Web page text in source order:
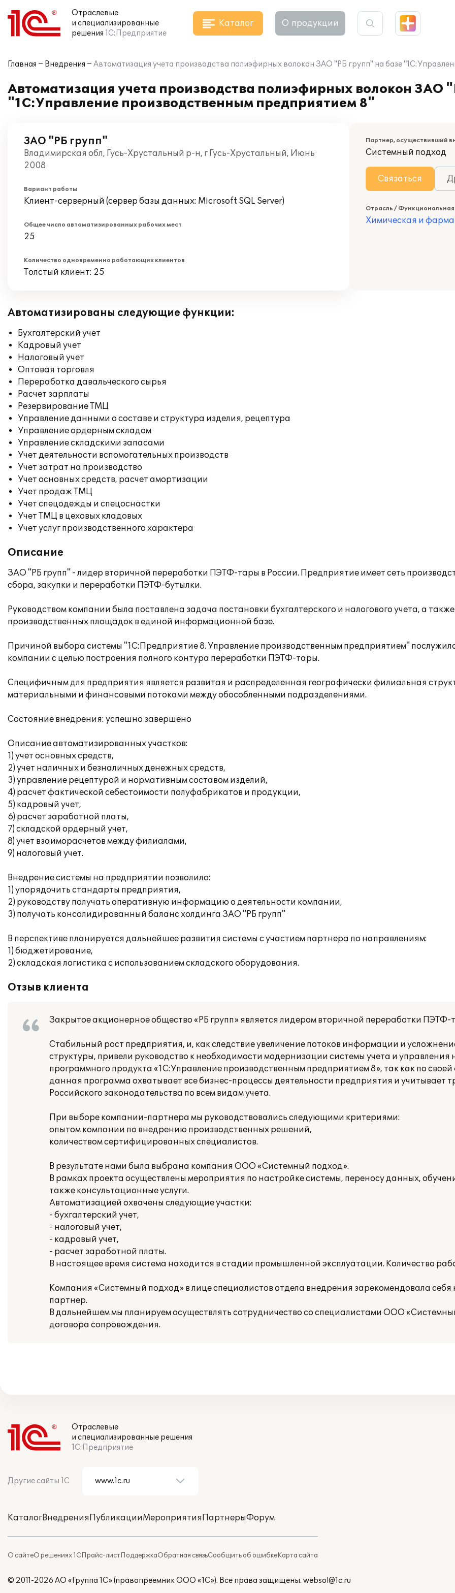
Отраслевые
и специализированные
решения 1С:Предприятие
Каталог О продукции
Главная Внедрения Автоматизация учета производства полиэфирных волокон ЗАО "РБ групп" на базе
Автоматизация учета производства полиэфирных волокон ЗАО
"1С:Управление производственным предприятием 8"
ЗАО "РБ групп"
Владимирская обл, Гусь-Хрустальный р-н, г Гусь-Хрустальный, Июнь
2008
Вариант работы
Клиент-серверный (сервер базы данных: Microsoft SQL Server)
Общее число автоматизированных рабочих мест
25
Количество одновременно работающих клиентов
Толстый клиент: 25
Партнер, осуществивший
Системный подход
Связаться
Отрасль / Функциональная
Химическая и
Автоматизированы следующие функции:
Бухгалтерский учет
Кадровый учет
Налоговый учет
Оптовая торговля
Переработка давальческого сырья
Расчет зарплаты
Резервирование ТМЦ
Управление данными о составе и структура изделия, рецептура
Управление ордерным складом
Управление складскими запасами
Учет деятельности вспомогательных производств
Учет затрат на производство
Учет основных средств, расчет амортизации
Учет продаж ТМЦ
Учет спецодежды и спецоснастки
Учет ТМЦ в цеховых кладовых
Учет услуг производственного характера
Описание
ЗАО "РБ групп" - лидер вторичной переработки ПЭТФ-тары в России. Предприятие имеет сеть
сбора, закупки и переработки ПЭТФ-бутылки.
Руководством компании была поставлена задача постановки бухгалтерского и налогового учета, а
производственных площадок в единой информационной базе.
Причиной выбора системы "1С:Предприятие 8. Управление производственным предприятием"
компании с целью построения полного контура переработки ПЭТФ-тары.
Специфичным для предприятия является развитая и распределенная географически филиальная
материальными и финансовыми потоками между обособленными подразделениями.
Состояние внедрения: успешно завершено
Описание автоматизированных участков:
1) учет основных средств,
2) учет наличных и безналичных денежных средств,
3) управление рецептурой и нормативным составом изделий,
4) расчет фактической себестоимости полуфабрикатов и продукции,
5) кадровый учет,
6) расчет заработной платы,
7) складской ордерный учет,
8) учет взаиморасчетов между филиалами,
9) налоговый учет.
Внедрение системы на предприятии позволило:
1) упорядочить стандарты предприятия,
2) руководству получать оперативную информацию о деятельности компании,
3) получать консолидированный баланс холдинга ЗАО "РБ групп"
В перспективе планируется дальнейшее развития системы с участием партнера по направлениям:
1) бюджетирование,
2) складская логистика с использованием складского оборудования.
Отзыв клиента
Закрытое акционерное общество «РБ групп» является лидером вторичной переработки ПЭТФ-
Стабильный рост предприятия, и, как следствие увеличение потоков информации и
структуры, привели руководство к необходимости модернизации системы учета и управления
программного продукта «1С:Управление производственным предприятием 8», так как по
данная программа охватывает все бизнес-процессы деятельности предприятия и учитывает
Российского законодательства по всем видам учета.
При выборе компании-партнера мы руководствовались следующими критериями:
опытом компании по внедрению производственных решений,
количеством сертифицированных специалистов.
В результате нами была выбрана компания ООО «Системный подход».
В рамках проекта осуществлены мероприятия по настройке системы, переносу данных,
также консультационные услуги.
Автоматизацией охвачены следующие участки:
- бухгалтерский учет,
- налоговый учет,
- кадровый учет,
- расчет заработной платы.
В настоящее время система находится в стадии промышленной эксплуатации. Количество
Компания «Системный подход» в лице специалистов отдела внедрения зарекомендовала
партнер.
В дальнейшем мы планируем осуществлять сотрудничество со специалистами ООО
договора сопровождения.
Отраслевые
и специализированные решения
1С:Предприятие
Другие сайты 1С
КаталогВнедренияПубликацииМероприятияПартнерыФорум
О сайтеО решениях 1СПрайс-листПоддержкаОбратная связьСообщить об ошибкеКарта сайта
© 2011-2026 АО «Группа 1С» (правопреемник ООО «1С»). Все права защищены. websol@1c.ru